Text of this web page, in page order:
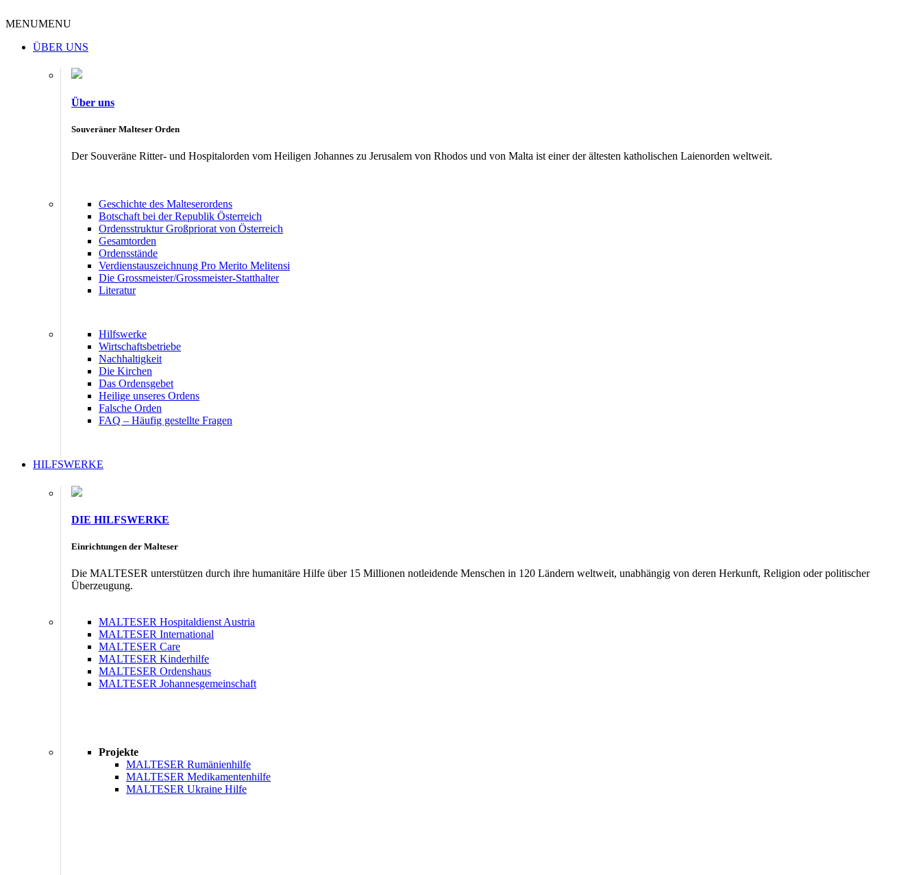
MENUMENU
ÜBER UNS
Über uns
Souveräner Malteser Orden
Der Souveräne Ritter- und Hospitalorden vom Heiligen Johannes zu Jerusalem von Rhodos und von Malta ist einer der ältesten katholischen Laienorden weltweit.
Geschichte des Malteserordens
Botschaft bei der Republik Österreich
Ordensstruktur Großpriorat von Österreich
Gesamtorden
Ordensstände
Verdienstauszeichnung Pro Merito Melitensi
Die Grossmeister/Grossmeister-Statthalter
Literatur
Hilfswerke
Wirtschaftsbetriebe
Nachhaltigkeit
Die Kirchen
Das Ordensgebet
Heilige unseres Ordens
Falsche Orden
FAQ – Häufig gestellte Fragen
HILFSWERKE
DIE HILFSWERKE
Einrichtungen der Malteser
Die MALTESER unterstützen durch ihre humanitäre Hilfe über 15 Millionen notleidende Menschen in 120 Ländern weltweit, unabhängig von deren Herkunft, Religion oder politischer
Überzeugung.
MALTESER Hospitaldienst Austria
MALTESER International
MALTESER Care
MALTESER Kinderhilfe
MALTESER Ordenshaus
MALTESER Johannesgemeinschaft
Projekte
MALTESER Rumänienhilfe
MALTESER Medikamentenhilfe
MALTESER Ukraine Hilfe